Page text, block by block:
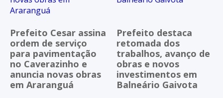
Prefeito Cesar assina
ordem de serviço
para pavimentação
no Caverazinho e
anuncia novas obras
em Araranguá
Prefeito destaca
retomada dos
trabalhos, avanço de
obras e novos
investimentos em
Balneário Gaivota